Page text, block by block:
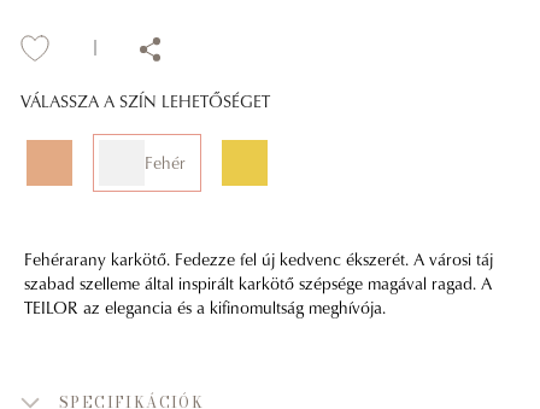
VÁLASSZA A SZÍN LEHETŐSÉGET
Fehér
Fehérarany karkötő. Fedezze fel új kedvenc ékszerét. A városi táj
szabad szelleme által inspirált karkötő szépsége magával ragad. A
TEILOR az elegancia és a kifinomultság meghívója.
SPECIFIKÁCIÓK